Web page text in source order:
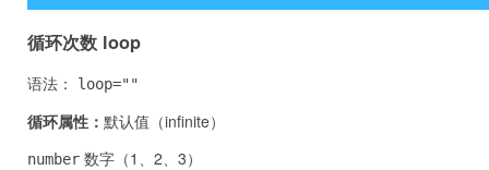
循环次数 loop
语法： loop=""
循环属性： 默认值（infinite）
number 数字（1、2、3）